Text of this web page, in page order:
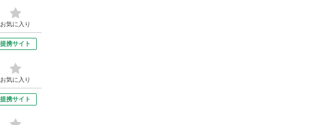
お気に入り
提携サイト
お気に入り
提携サイト